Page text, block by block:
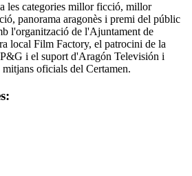
les categories millor ficció, millor
panorama aragonès i premi del públic
l'organització de l'Ajuntament de
local Film Factory, el patrocini de la
i el suport d'Aragón Televisión i
oficials del Certamen.